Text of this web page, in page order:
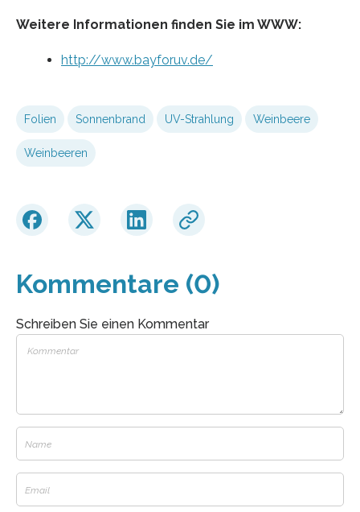
Weitere Informationen finden Sie im WWW:
http://www.bayforuv.de/
Folien Sonnenbrand UV-Strahlung Weinbeere
Weinbeeren
Kommentare (0)
Schreiben Sie einen Kommentar